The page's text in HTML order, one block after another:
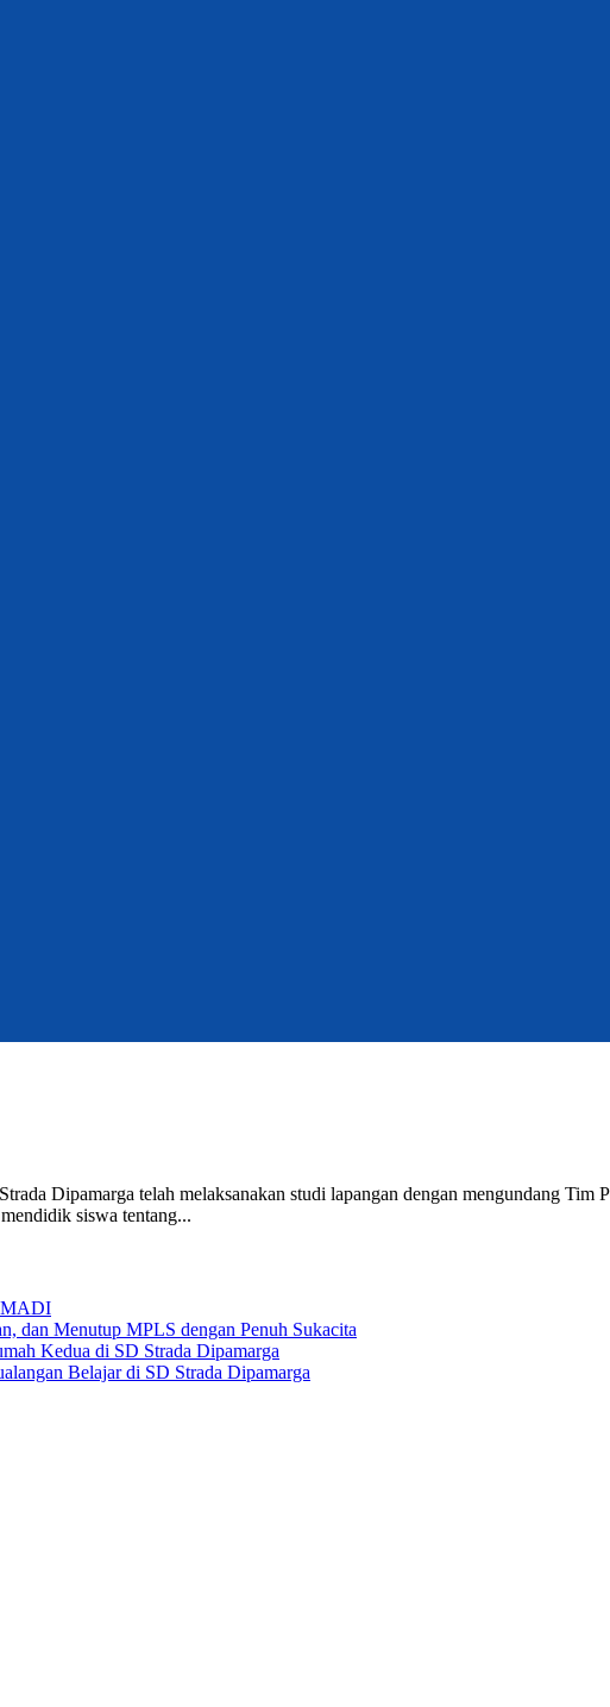
Dipamarga telah melaksanakan studi lapangan dengan mengundang
siswa tentang...
dan Menutup MPLS dengan Penuh Sukacita
Kedua di SD Strada Dipamarga
Belajar di SD Strada Dipamarga